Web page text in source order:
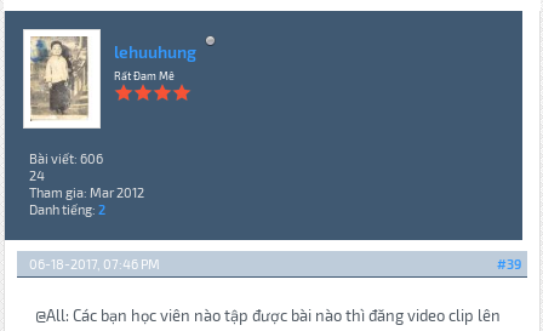
lehuuhung
Rất Đam Mê
Bài viết: 606
24
Tham gia: Mar 2012
Danh tiếng: 2
#39
06-18-2017, 07:46 PM
@All: Các bạn học viên nào tập được bài nào thì đăng video clip lên